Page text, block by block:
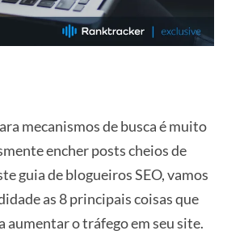
mecanismos de busca é muito
encher posts cheios de
guia de blogueiros SEO, vamos
as 8 principais coisas que
aumentar o tráfego em seu site.